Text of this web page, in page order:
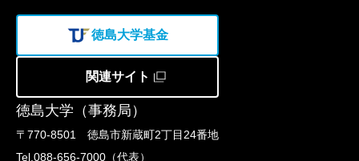
徳島大学（事務局）
〒770-8501 徳島市新蔵町2丁目24番地
Tel.088-656-7000（代表）
徳島大学基金
関連サイト